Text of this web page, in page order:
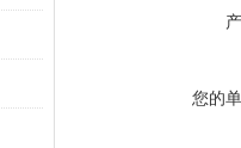
您的